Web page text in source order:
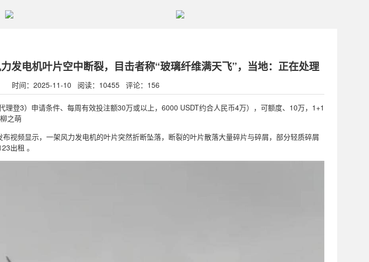
发电机叶片空中断裂，目击者称“玻璃纤维满天飞”，当地：正在处理
时间：2025-11-10 阅读：10455 评论：156
登3）申请条件、每周有效投注额30万或以上，6000 USDT约合人民币4万），可额度、10万，1+1
之萌
视频显示，一架风力发电机的叶片突然折断坠落，断裂的叶片散落大量碎片与碎屑，部分轻质碎屑
出租 。